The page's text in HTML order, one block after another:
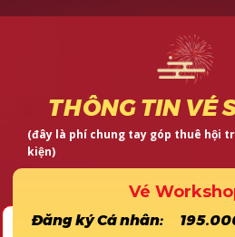
THÔNG TIN VÉ
(đây là phí chung tay góp thuê hội
kiện)
Vé
Đăng ký Cá nhân: